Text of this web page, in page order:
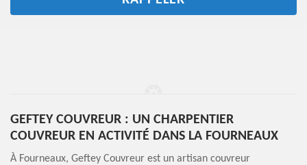
GEFTEY COUVREUR : UN CHARPENTIER
COUVREUR EN ACTIVITÉ DANS LA FOURNEAUX
À Fourneaux, Geftey Couvreur est un artisan couvreur